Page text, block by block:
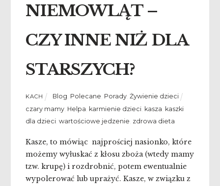
NIEMOWLĄT –
CZY INNE NIŻ DLA
STARSZYCH?
KACH Blog Polecane Porady, Żywienie dzieci
czary mamy Helpa karmienie dzieci kasza kaszki
dla dzieci ,wartościowe jedzenie zdrowa dieta
Kasze, to mówiąc najprościej nasionko, które
możemy wyłuskać z kłosu zboża (wtedy mamy
tzw. krupę) i rozdrobnić, potem ewentualnie
wypolerować lub uprażyć. Kasze, w związku z